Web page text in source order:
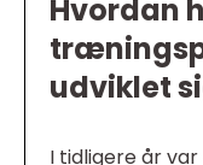
Hvordan
udviklet
I tidligere år